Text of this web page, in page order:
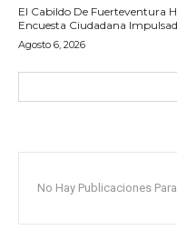
El Cabildo De Fuerteventura
Encuesta Ciudadana
Agosto 6, 2026
No Hay Publicaciones